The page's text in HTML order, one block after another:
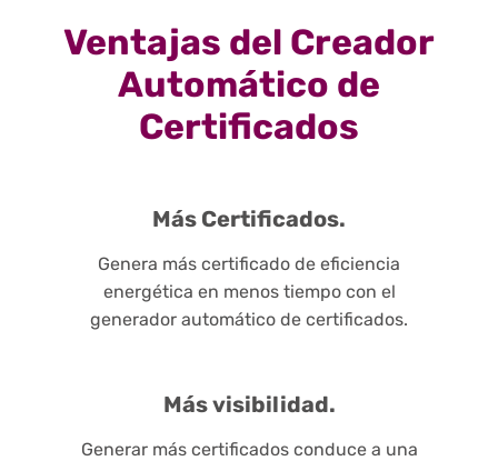
Ventajas del Creador
Automático de
Certificados
Más Certificados.
Genera más certificado de eficiencia
energética en menos tiempo con el
generador automático de certificados.
Más visibilidad.
Generar más certificados conduce a una